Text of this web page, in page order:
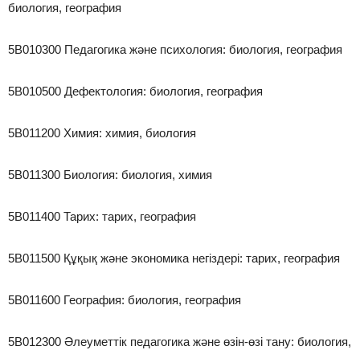
биология, география
5В010300 Педагогика және психология: биология, география
5В010500 Дефектология: биология, география
5В011200 Химия: химия, биология
5В011300 Биология: биология, химия
5В011400 Тарих: тарих, география
5В011500 Құқық және экономика негіздері: тарих, география
5В011600 География: биология, география
5В012300 Әлеуметтік педагогика және өзін-өзі тану: биология,